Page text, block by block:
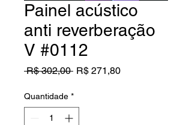
Painel acústico
anti reverberação
V #0112
R$ 302,00 Preço
R$ 271,80Preço
Quantidade *